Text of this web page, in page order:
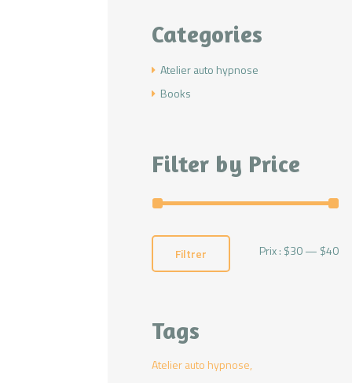
Categories
Atelier auto hypnose
Books
Filter by Price
Filtrer Prix : $30— $40
Tags
Atelier auto hypnose